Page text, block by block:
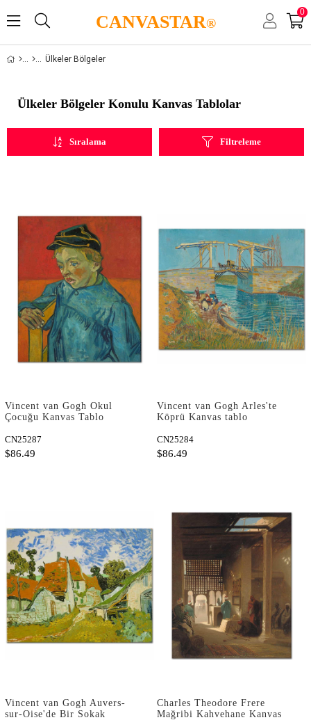
CANVASTAR®
0
Ülkeler Bölgeler
Ülkeler Bölgeler Konulu Kanvas Tablolar
Filtreleme
Sıralama
Vincent van Gogh Okul
Çocuğu Kanvas Tablo
CN25287
$86.49
Vincent van Gogh Arles'te
Köprü Kanvas tablo
CN25284
$86.49
Vincent van Gogh Auvers-
sur-Oise'de Bir Sokak
Charles Theodore Frere
Mağribi Kahvehane Kanvas